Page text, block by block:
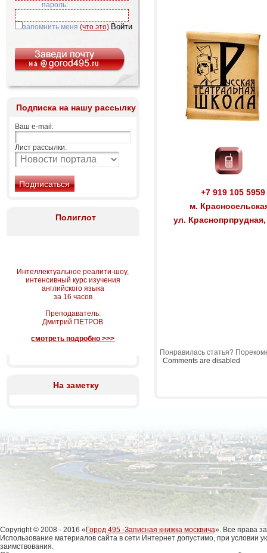
пароль:
запомнить меня (что это)
Подписка на нашу рассылку
Ваш e-mail:
Лист рассылки:
Полиглот
Интеллектуальное реалити-шоу,
интенсивный курс изучения
английского языка
за 16 часов
Преподаватель:
Дмитрий ПЕТРОВ
смотреть подробно >>>
На заметку
+7 919 105 5959
м.
ул.
Понравилась статья?
Comments are disabled
Copyright © 2008 - 2016 « Город 495 -Записная книжка москвича». Все права
Использование материалов сайта в сети Интернет допустимо, при условии
заимствования.